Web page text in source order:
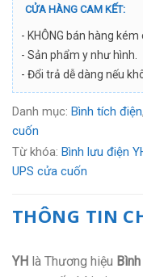
– Thời gian lưu điện 24-32
– Sau khi cúp điện vẫn
CỬA HÀNG CAM KẾT:
- KHÔNG bán hàng kém
- Sản phẩm y như hình.
- Đổi trả dễ dàng nếu
Danh mục: Bình tích điện,
cuốn
Từ khóa: Bình lưu điện
UPS cửa cuốn
THÔNG TIN
YH là Thương hiệu Bình